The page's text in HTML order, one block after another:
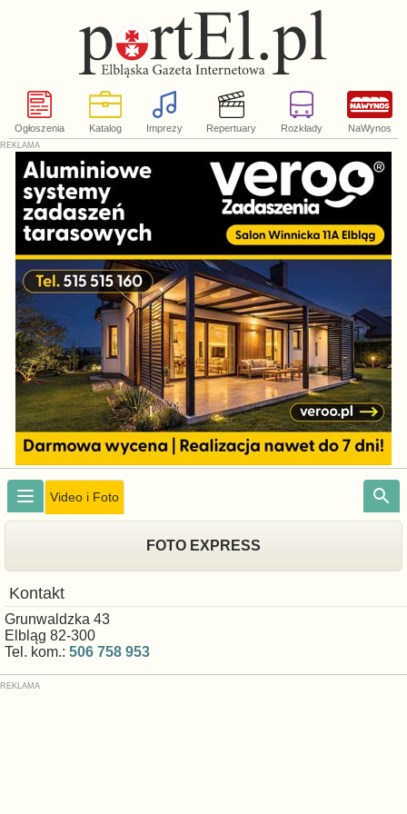
Ogłoszenia Katalog Imprezy Repertuary Rozkłady NaWynos
Video i Foto
FOTO EXPRESS
Kontakt
Grunwaldzka 43
Elbląg 82-300
Tel. kom.: 506 758 953